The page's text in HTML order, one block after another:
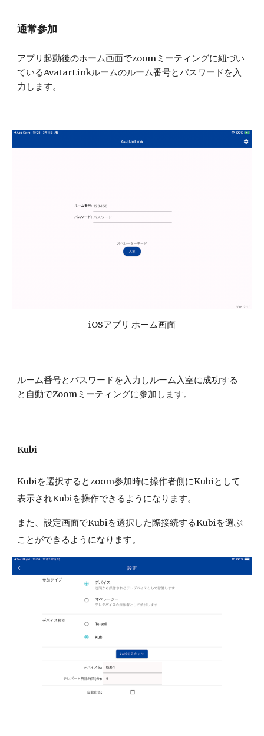
通常参加
アプリ起動後のホーム画面でzoomミーティングに紐づい
ているAvatarLinkルームのルーム番号とパスワードを入
力します。
iOSアプリ ホーム画面
ルーム番号とパスワードを入力しルーム入室に成功する
と自動でZoomミーティングに参加します。
Kubi
Kubiを選択するとzoom参加時に操作者側にKubiとして
表示されKubiを操作できるようになります。
また、設定画面でKubiを選択した際接続するKubiを選ぶ
ことができるようになります。